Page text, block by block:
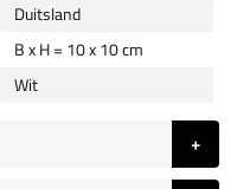
Duitsland
B x H = 10 x 10 cm
Wit